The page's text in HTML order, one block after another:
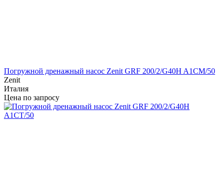
Погружной дренажный насос Zenit GRF 200/2/G40H A1CM/50
Zenit
Италия
Цена по запросу